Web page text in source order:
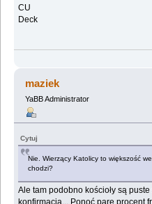
CU
Deck
maziek
YaBB Administrator
Cytuj
Nie. Wierzący Katolicy to większość
chodzi?
Ale tam podobno kościoły są
konfirmacja... Ponoć parę procent